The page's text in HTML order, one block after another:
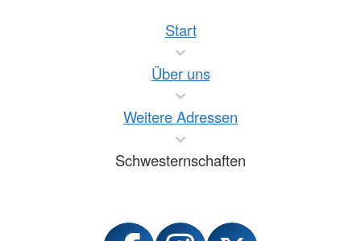
Start
Über uns
Weitere Adressen
Schwesternschaften